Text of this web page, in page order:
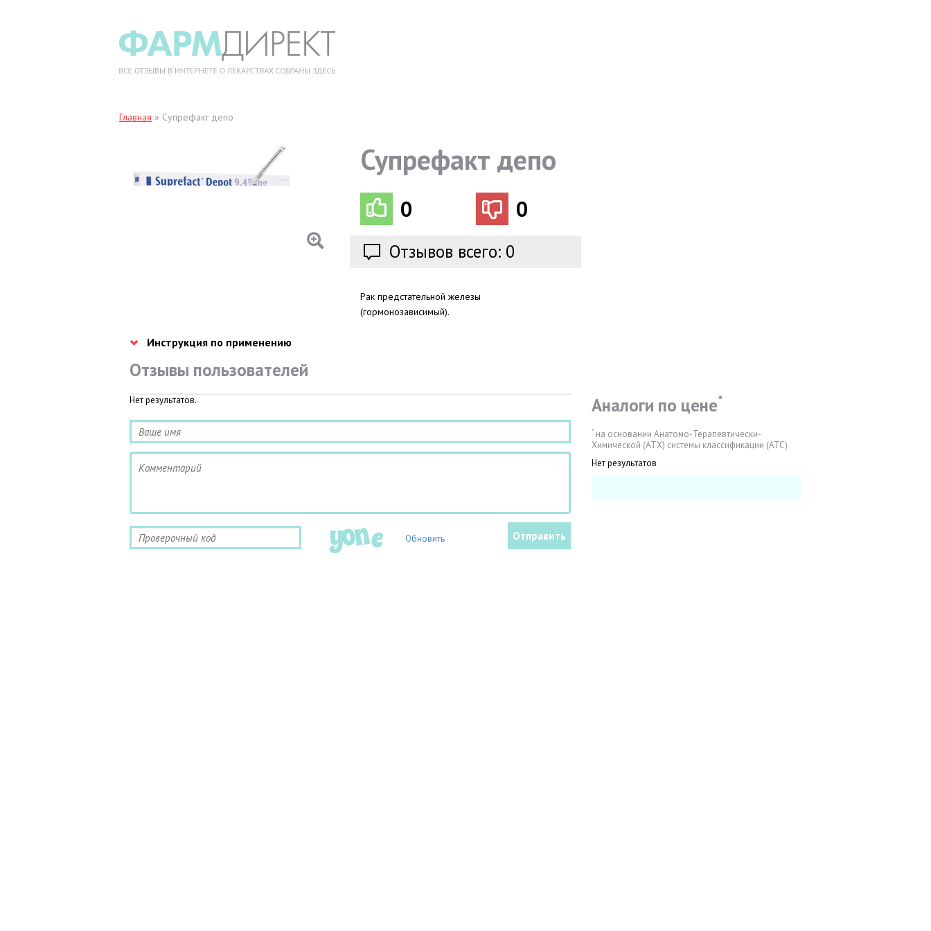
Главная » Супрефакт депо
Супрефакт депо
0 0
Отзывов всего: 0
Рак предстательной железы
(гормонозависимый).
Инструкция по применению
Отзывы пользователей
Нет результатов.
Обновить
Аналоги по цене*
*на основании Анатомо-Терапевтически-
Химической (АТХ) системы классификации (АТС)
Нет результатов